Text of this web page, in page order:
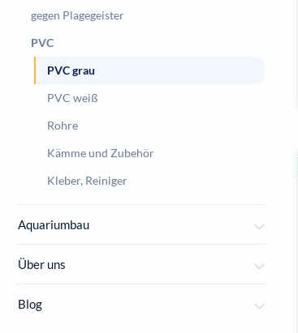
gegen Plagegeister
PVC
PVC grau
PVC weiß
Rohre
Kämme und Zubehör
Kleber, Reiniger
Aquariumbau
Über uns
Blog